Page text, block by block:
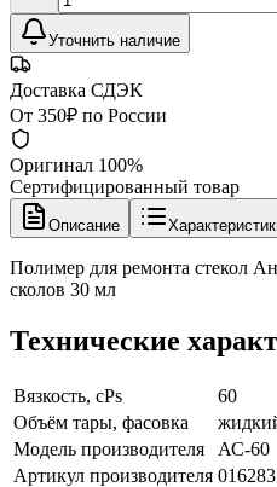
Уточнить наличие
Доставка СДЭК
От 350₽ по России
Оригинал 100%
Сертифицированный товар
Описание
Полимер для ремонта стекол
сколов 30 мл
Технические
Вязкость, cPs
60
Объём тары, фасовка
Модель производителя
АС-60
Артикул производителя 016283